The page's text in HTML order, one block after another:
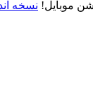
نسخه آندروید